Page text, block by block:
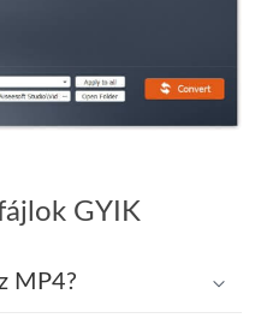
GYIK
MP4?